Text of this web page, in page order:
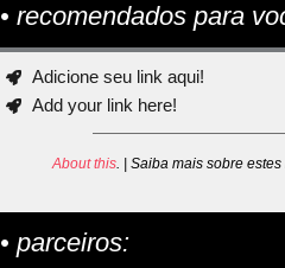
• recomendados para
Adicione seu link aqui!
Add your link here!
About this. | Saiba mais sobre
• parceiros: